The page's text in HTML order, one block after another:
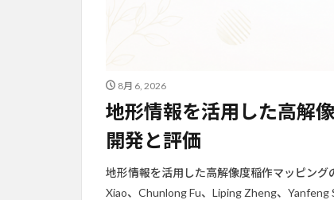
8月 6, 2026
地形情報を活用した高解
開発と評価
地形情報を活用した高解像度稲作マッピン
Xiao、Chunlong Fu、Liping Zheng、